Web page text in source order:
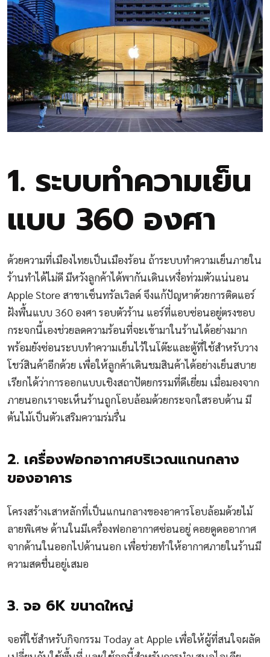
1. ระบบทำความเย็น
แบบ 360 องศา
ด้วยความที่เมืองไทยเป็นเมืองร้อน ถ้าระบบทำความเย็นภายใน
ร้านทำได้ไม่ดี มีหวังลูกค้าได้พากันเดินเหงื่อท่วมตัวแน่นอน
Apple Store สาขาเซ็นทรัลเวิลด์ จึงแก้ปัญหาด้วยการติดแอร์
ฝังพื้นแบบ 360 องศา รอบตัวร้าน แอร์ที่แอบซ่อนอยู่ตรงขอบ
กระจกนี้เองช่วยลดความร้อนที่จะเข้ามาในร้านได้อย่างมาก
พร้อมยังซ่อนระบบทำความเย็นไว้ในโต๊ะและตู้ที่ใช้สำหรับวาง
โชว์สินค้าอีกด้วย เพื่อให้ลูกค้าเดินชมสินค้าได้อย่างเย็นสบาย
เรียกได้ว่าการออกแบบเชิงสถาปัตยกรรมที่ดีเยี่ยม เมื่อมองจาก
ภายนอกเราจะเห็นร้านถูกโอบล้อมด้วยกระจกใสรอบด้าน มี
ต้นไม้เป็นตัวเสริมความร่มรื่น
2. เครื่องฟอกอากาศบริเวณแกนกลาง
ของอาคาร
โครงสร้างเสาหลักที่เป็นแกนกลางของอาคารโอบล้อมด้วยไม้
ลายพิเศษ ด้านในมีเครื่องฟอกอากาศซ่อนอยู่ คอยดูดออากาศ
จากด้านในออกไปด้านนอก เพื่อช่วยทำให้อากาศภายในร้านมี
ความสดชื่นอยู่เสมอ
3. จอ 6K ขนาดใหญ่
จอที่ใช้สำหรับกิจกรรม Today at Apple เพื่อให้ผู้ที่สนใจผลัด